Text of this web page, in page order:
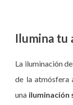
Ilumina tu
La iluminación
de la atmósfera
una iluminación